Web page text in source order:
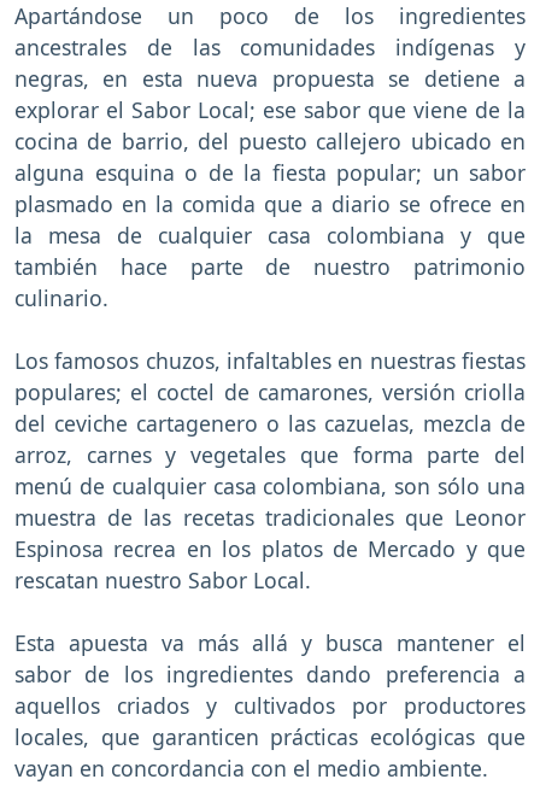
Apartándose un poco de los ingredientes
ancestrales de las comunidades indígenas y
negras, en esta nueva propuesta se detiene a
explorar el Sabor Local; ese sabor que viene de la
cocina de barrio, del puesto callejero ubicado en
alguna esquina o de la fiesta popular; un sabor
plasmado en la comida que a diario se ofrece en
la mesa de cualquier casa colombiana y que
también hace parte de nuestro patrimonio
culinario.
Los famosos chuzos, infaltables en nuestras fiestas
populares; el coctel de camarones, versión criolla
del ceviche cartagenero o las cazuelas, mezcla de
arroz, carnes y vegetales que forma parte del
menú de cualquier casa colombiana, son sólo una
muestra de las recetas tradicionales que Leonor
Espinosa recrea en los platos de Mercado y que
rescatan nuestro Sabor Local.
Esta apuesta va más allá y busca mantener el
sabor de los ingredientes dando preferencia a
aquellos criados y cultivados por productores
locales, que garanticen prácticas ecológicas que
vayan en concordancia con el medio ambiente.